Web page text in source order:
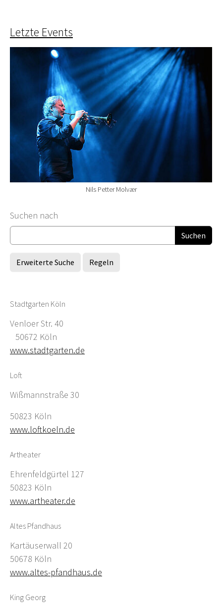
Letzte Events
Nils Petter Molvær
Suchformular
Suchen nach
Erweiterte Suche Regeln
Stadtgarten Köln
Venloer Str. 40
50672 Köln
www.stadtgarten.de
Loft
Wißmannstraße 30
50823 Köln
www.loftkoeln.de
Artheater
Ehrenfeldgürtel 127
50823 Köln
www.artheater.de
Altes Pfandhaus
Kartäuserwall 20
50678 Köln
www.altes-pfandhaus.de
King Georg